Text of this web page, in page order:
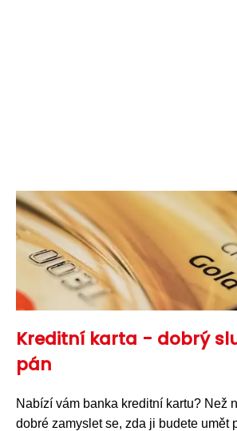
Kreditní karta - dobrý
pán
Nabízí vám banka kreditní kartu? Než
dobré zamyslet se, zda ji budete umět